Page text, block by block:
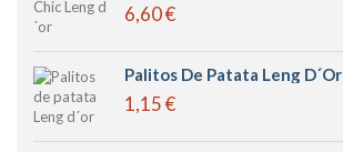
6,60 €
Palitos De Patata Leng D´or
1,15 €